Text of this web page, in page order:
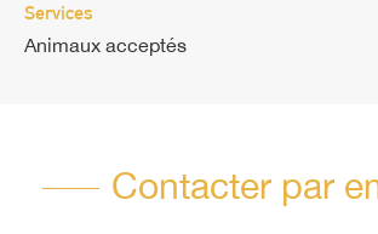
Services
Animaux acceptés
Contacter par